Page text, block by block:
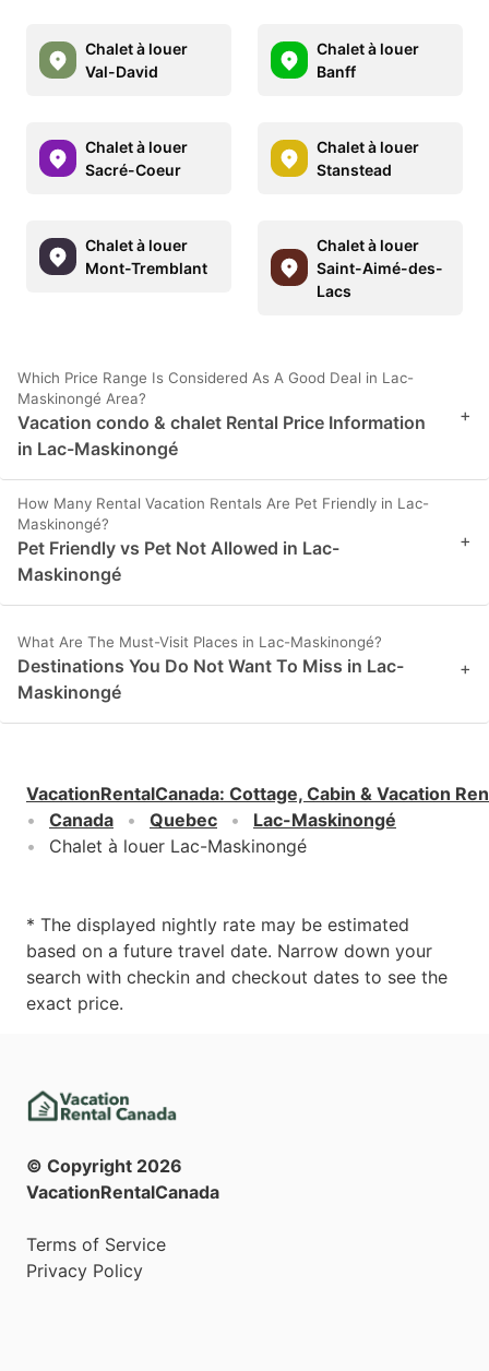
Chalet à louer
Val-David
Chalet à louer
Banff
Chalet à louer
Sacré-Coeur
Chalet à louer
Stanstead
Chalet à louer
Mont-Tremblant
Chalet à louer
Saint-Aimé-des-
Lacs
Which Price Range Is Considered As A Good Deal in Lac-
Maskinongé Area?
Vacation condo & chalet Rental Price Information
in Lac-Maskinongé
+
How Many Rental Vacation Rentals Are Pet Friendly in Lac-
Maskinongé?
Pet Friendly vs Pet Not Allowed in Lac-
Maskinongé
+
What Are The Must-Visit Places in Lac-Maskinongé?
Destinations You Do Not Want To Miss in Lac-
Maskinongé
+
VacationRentalCanada: Cottage, Cabin & Vacation
Canada
Quebec
Lac-Maskinongé
Chalet à louer Lac-Maskinongé
* The displayed nightly rate may be estimated
based on a future travel date. Narrow down your
search with checkin and checkout dates to see the
exact price.
© Copyright 2026
VacationRentalCanada
Terms of Service
Privacy Policy